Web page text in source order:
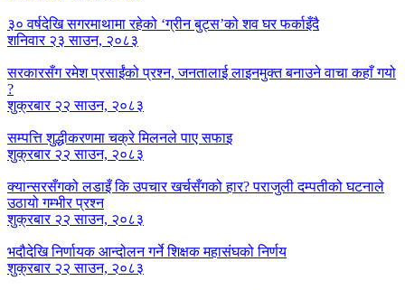
३० वर्षदेखि सगरमाथामा रहेको ‘ग्रीन बुट्स’को शव घर फर्काइँदै
शनिवार २३ साउन, २०८३
सरकारसँग रमेश प्रसाईंको प्रश्न, जनतालाई लाइनमुक्त बनाउने वाचा कहाँ गयो
?
शुक्रबार २२ साउन, २०८३
सम्पत्ति शुद्धीकरणमा चक्रे मिलनले पाए सफाइ
शुक्रबार २२ साउन, २०८३
क्यान्सरसँगको लडाइँ कि उपचार खर्चसँगको हार? पराजुली दम्पतीको घटनाले
उठायो गम्भीर प्रश्न
शुक्रबार २२ साउन, २०८३
भदौदेखि निर्णायक आन्दोलन गर्ने शिक्षक महासंघको निर्णय
शुक्रबार २२ साउन, २०८३